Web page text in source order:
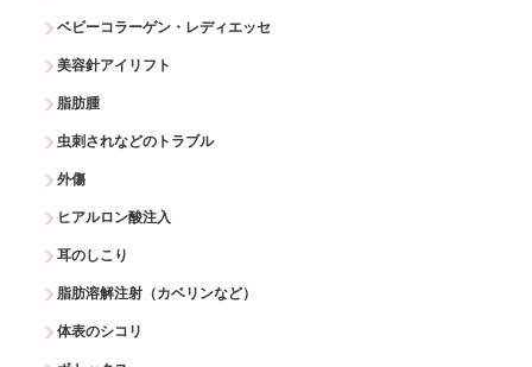
ベビーコラーゲン・レディエッセ
美容針アイリフト
脂肪腫
虫刺されなどのトラブル
外傷
ヒアルロン酸注入
耳のしこり
脂肪溶解注射（カベリンなど）
体表のシコリ